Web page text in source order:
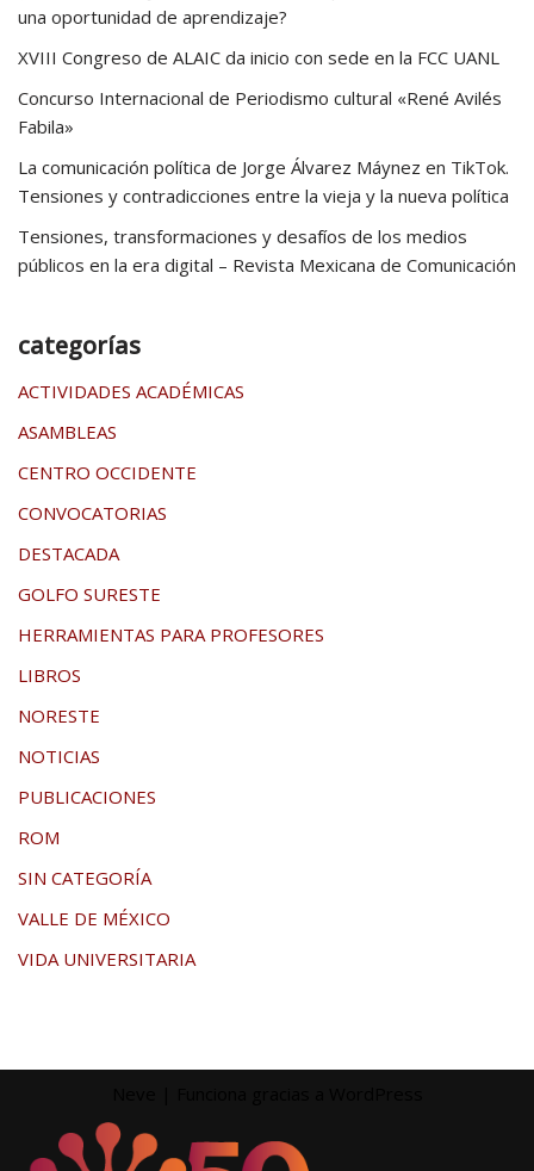
una oportunidad de aprendizaje?
XVIII Congreso de ALAIC da inicio con sede en la FCC UANL
Concurso Internacional de Periodismo cultural «René Avilés
Fabila»
La comunicación política de Jorge Álvarez Máynez en TikTok.
Tensiones y contradicciones entre la vieja y la nueva política
Tensiones, transformaciones y desafíos de los medios
públicos en la era digital – Revista Mexicana de Comunicación
categorías
ACTIVIDADES ACADÉMICAS
ASAMBLEAS
CENTRO OCCIDENTE
CONVOCATORIAS
DESTACADA
GOLFO SURESTE
HERRAMIENTAS PARA PROFESORES
LIBROS
NORESTE
NOTICIAS
PUBLICACIONES
ROM
SIN CATEGORÍA
VALLE DE MÉXICO
VIDA UNIVERSITARIA